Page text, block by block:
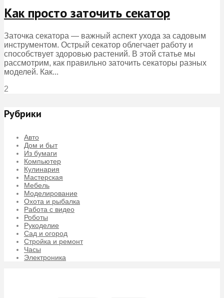
Как просто заточить секатор
Заточка секатора — важный аспект ухода за садовым
инструментом. Острый секатор облегчает работу и
способствует здоровью растений. В этой статье мы
рассмотрим, как правильно заточить секаторы разных
моделей. Как...
2
Рубрики
Авто
Дом и быт
Из бумаги
Компьютер
Кулинария
Мастерская
Мебель
Моделирование
Охота и рыбалка
Работа с видео
Роботы
Рукоделие
Сад и огород
Стройка и ремонт
Часы
Электроника